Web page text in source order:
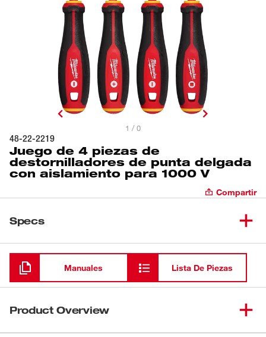
1 / 0
48-22-2219
Juego de 4 piezas de
destornilladores de punta delgada
con aislamiento para 1000 V
Compartir
Specs
Cargando
Manuales Lista De Piezas
Product Overview